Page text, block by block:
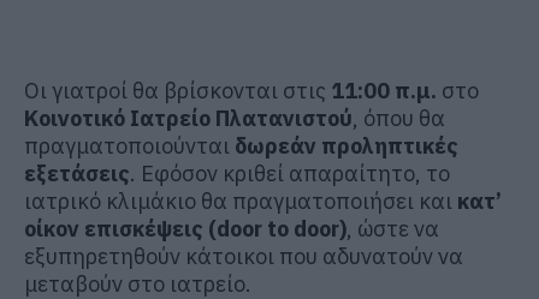
Οι γιατροί θα βρίσκονται στις 11:00 π.μ. στο
Κοινοτικό Ιατρείο Πλατανιστού, όπου θα
πραγματοποιούνται δωρεάν προληπτικές
εξετάσεις. Εφόσον κριθεί απαραίτητο, το
ιατρικό κλιμάκιο θα πραγματοποιήσει και κατ’
οίκον επισκέψεις (door to door), ώστε να
εξυπηρετηθούν κάτοικοι που αδυνατούν να
μεταβούν στο ιατρείο.